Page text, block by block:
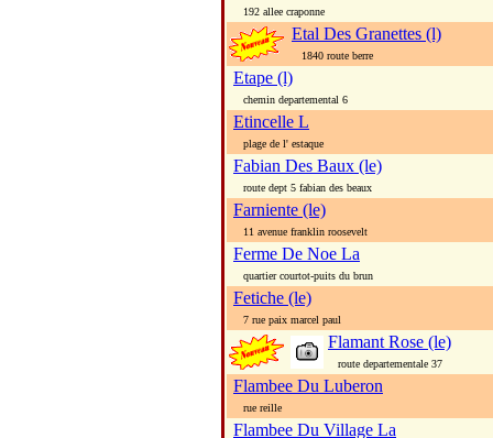
192 allee craponne
Etal Des Granettes (l)
1840 route berre
Etape (l)
chemin departemental 6
Etincelle L
plage de l' estaque
Fabian Des Baux (le)
route dept 5 fabian des beaux
Farniente (le)
11 avenue franklin roosevelt
Ferme De Noe La
quartier courtot-puits du brun
Fetiche (le)
7 rue paix marcel paul
Flamant Rose (le)
route departementale 37
Flambee Du Luberon
rue reille
Flambee Du Village La